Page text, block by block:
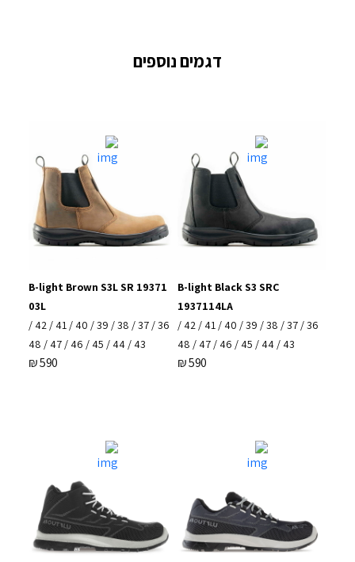
דגמים נוספים
B-light Black S3 SRC
1937114LA
36 / 37 / 38 / 39 / 40 / 41 / 42 /
43 / 44 / 45 / 46 / 47 / 48
590
₪
B-light Brown S3L SR 19371
03L
36 / 37 / 38 / 39 / 40 / 41 / 42 /
43 / 44 / 45 / 46 / 47 / 48
590
₪